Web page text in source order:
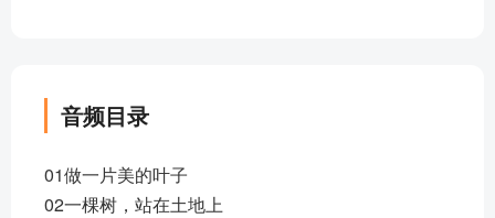
音频目录
01做一片美的叶子
02一棵树，站在土地上